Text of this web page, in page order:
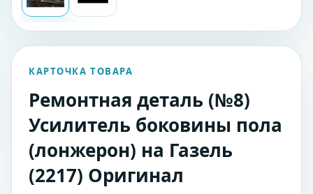
КАРТОЧКА ТОВАРА
Ремонтная деталь (№8)
Усилитель боковины пола
(лонжерон) на Газель
(2217) Оригинал